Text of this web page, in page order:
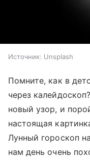
Источник: Unsplash
Помните, как в
через
новый узор, и
настоящая
Лунный гороскоп
нам день очень